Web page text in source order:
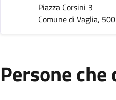
Piazza Corsini 3
Comune di Vaglia,
Persone